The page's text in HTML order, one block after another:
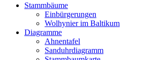
Stammbäume
Einbürgerungen
Wolhynier im Baltikum
Diagramme
Ahnentafel
Sanduhrdiagramm